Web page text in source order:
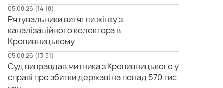
05.08.26 (14:18)
Рятувальники витягли жінку з
каналізаційного колектора в
Кропивницькому
05.08.26 (13:31)
Суд виправдав митника з Кропивницького у
справі про збитки державі на понад 570 тис.